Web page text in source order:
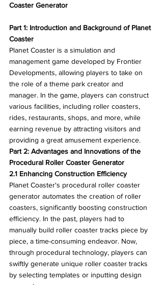
Coaster Generator
Part 1: Introduction and Background of Planet
Coaster
Planet Coaster is a simulation and
management game developed by Frontier
Developments, allowing players to take on
the role of a theme park creator and
manager. In the game, players can construct
various facilities, including roller coasters,
rides, restaurants, shops, and more, while
earning revenue by attracting visitors and
providing a great amusement experience.
Part 2: Advantages and Innovations of the
Procedural Roller Coaster Generator
2.1 Enhancing Construction Efficiency
Planet Coaster's procedural roller coaster
generator automates the creation of roller
coasters, significantly boosting construction
efficiency. In the past, players had to
manually build roller coaster tracks piece by
piece, a time-consuming endeavor. Now,
through procedural technology, players can
swiftly generate unique roller coaster tracks
by selecting templates or inputting design